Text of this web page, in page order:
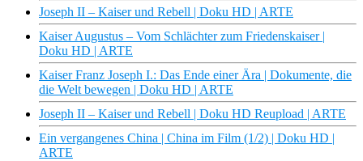
Joseph II – Kaiser und Rebell | Doku HD | ARTE
Kaiser Augustus – Vom Schlächter zum Friedenskaiser |
Doku HD | ARTE
Kaiser Franz Joseph I.: Das Ende einer Ära | Dokumente, die
die Welt bewegen | Doku HD | ARTE
Joseph II – Kaiser und Rebell | Doku HD Reupload | ARTE
Ein vergangenes China | China im Film (1/2) | Doku HD |
ARTE